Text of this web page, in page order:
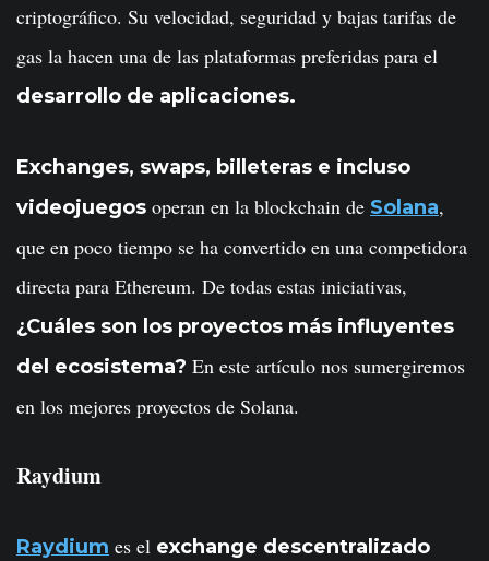
criptográfico. Su velocidad, seguridad y bajas tarifas de
gas la hacen una de las plataformas preferidas para el
desarrollo de aplicaciones.
Exchanges, swaps, billeteras e incluso
videojuegos operan en la blockchain de Solana,
que en poco tiempo se ha convertido en una competidora
directa para Ethereum. De todas estas iniciativas,
¿Cuáles son los proyectos más influyentes
del ecosistema? En este artículo nos sumergiremos
en los mejores proyectos de Solana.
Raydium
Raydium es el exchange descentralizado